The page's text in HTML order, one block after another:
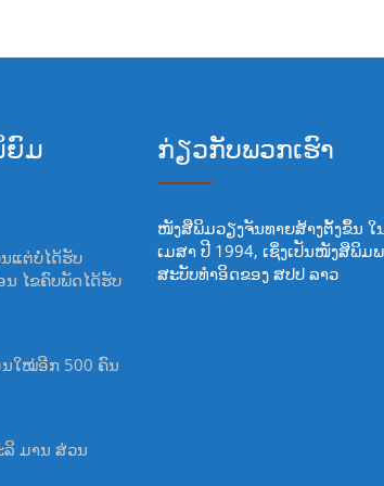
ຍົມ
ແຕ່ບໍ່ໄດ້ຮັບ
ນ ໄຂຄົບພັດໄດ້ຮັບ
ໃໝ່ອີກ 500 ຄົນ
ລິ ມານ ສ່ວນ
ກ່ຽວກັບພວກເຮົາ
ໜັງສືພິມວຽງຈັນທາຍສ້າງຕັ້ງຂຶ້ນ ໃ
ເມສາ ປີ 1994, ເຊິ່ງເປັນໜັງສືພິມ
ສະບັບທໍາອິດຂອງ ສປປ ລາວ